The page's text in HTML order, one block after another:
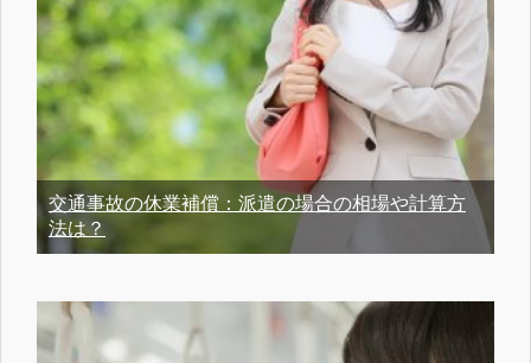
交通事故の休業補償：派遣の場合の相場や計算方
法は？